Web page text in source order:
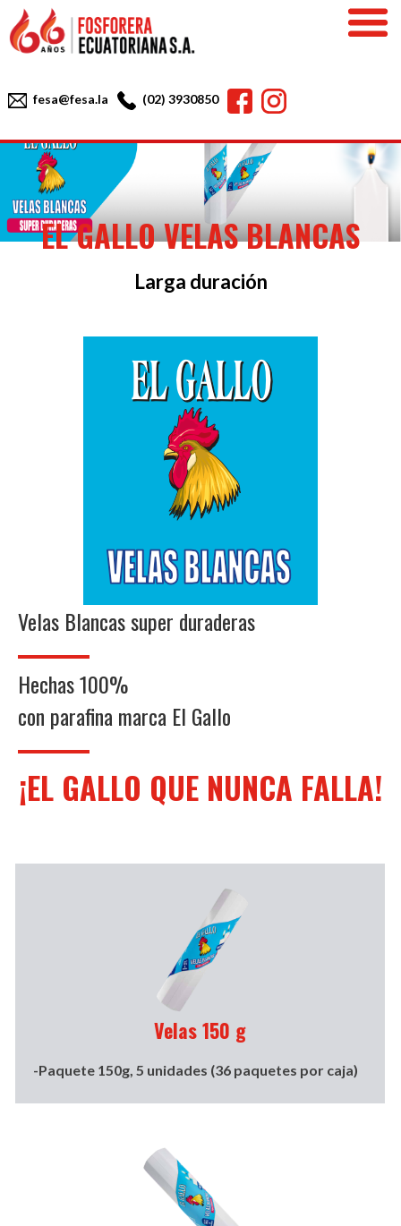
Skip
to
content
fesa@fesa.la (02) 3930850 FacebookInstagram
EL GALLO VELAS BLANCAS
Larga duración
Velas Blancas super duraderas
Hechas 100%
con parafina marca El Gallo
¡EL GALLO QUE NUNCA FALLA!
Velas 150 g
-Paquete 150g, 5 unidades (36 paquetes por caja)